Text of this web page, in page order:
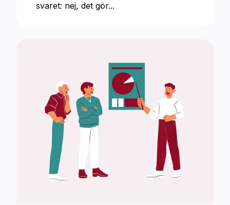
svaret: nej, det gör...